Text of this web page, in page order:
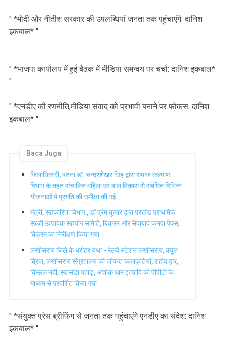
" *मोदी और नीतीश सरकार की उपलब्धियां जनता तक पहुंचाएंगे: दानिश
इकबाल* "
" *भाजपा कार्यालय में हुई बैठक में मीडिया समन्वय पर चर्चा: दानिश इकबाल*
"
" *एनडीए की रणनीति,मीडिया संवाद को प्रभावी बनाने पर फोकस: दानिश
इकबाल* "
Baca Juga
जिलाधिकारी, पटना डॉ. चन्द्रशेखर सिंह द्वारा समाज कल्याण
विभाग के तहत संचालित महिला एवं बाल विकास से संबंधित विभिन्न
योजनाओं में प्रगति की समीक्षा की गई
मंत्री, सहकारिता विभाग , डॉ प्रेम कुमार द्वारा प्रखंड प्राथमिक
सब्जी उत्पादक सहयोग समिति, बिक्रम और सैदाबाद कनपा पैक्स,
बिक्रम का निरीक्षण किया गया।
लखीसराय जिले के धरोहर यथा - रेलवे स्टेशन लखीसराय, क्यूल
ब्रिज, लखीसराय संग्रहालय की जीवन्त कलाकृतियां, शहीद द्वार,
किऊल नदी, सतसंडा पहाड़, अशोक धाम इत्यादि को पीपीटी के
माध्यम से प्रदर्शित किया गया
" *संयुक्त प्रेस ब्रीफिंग से जनता तक पहुंचाएंगे एनडीए का संदेश: दानिश
इकबाल* "